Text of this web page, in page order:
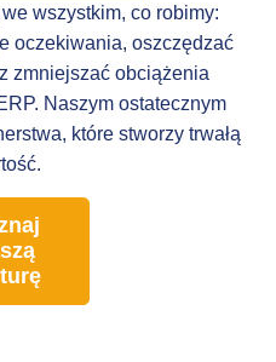
wszystkim, co robimy:
oczekiwania, oszczędzać
zmniejszać obciążenia
Naszym ostatecznym
które stworzy trwałą